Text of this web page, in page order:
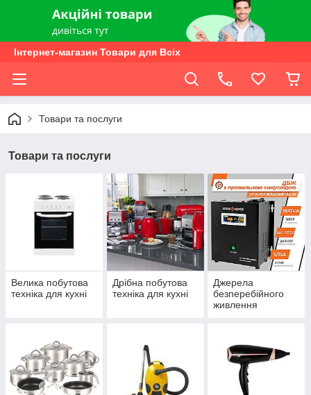
Інтернет-магазин Товари для Всіх
Товари та послуги
Товари та послуги
Велика побутова
техніка для кухні
Дрібна побутова
техніка для кухні
Джерела
безперебійного
живлення